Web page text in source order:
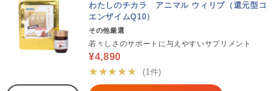
わたしのチカラ アニマル ウィリブ（還元型コ
エンザイムQ10）
その他厳選
若々しさのサポートに与えやすいサプリメント
¥4,890
★★★★★
(1件)